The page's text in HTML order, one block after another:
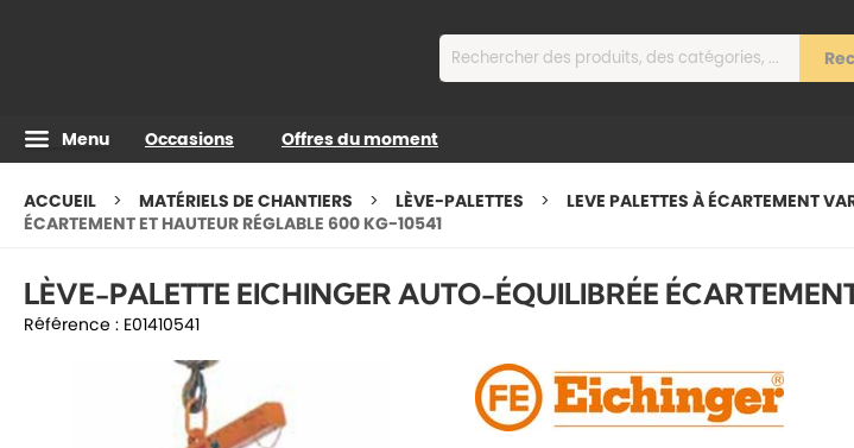
Menu Occasions Offres du moment
ACCUEIL MATÉRIELS DE CHANTIERS LÈVE-PALETTES LEVE PALETTES À ÉCARTEMENT
ÉCARTEMENT ET HAUTEUR RÉGLABLE 600 KG-10541
LÈVE-PALETTE EICHINGER AUTO-ÉQUILIBRÉE
Référence : E01410541